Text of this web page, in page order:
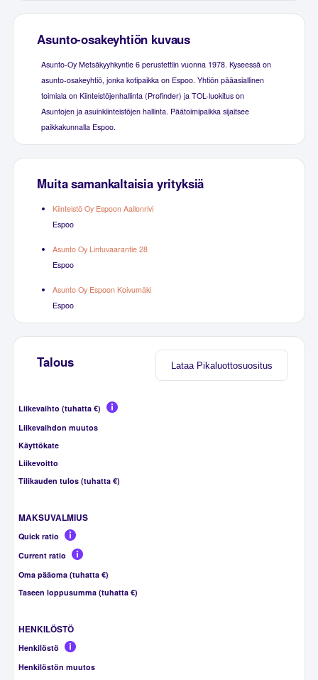
Asunto-osakeyhtiön kuvaus
Asunto-Oy Metsäkyyhkyntie 6 perustettiin vuonna 1978. Kyseessä on
asunto-osakeyhtiö, jonka kotipaikka on Espoo. Yhtiön pääasiallinen
toimiala on Kiinteistöjenhallinta (Profinder) ja TOL-luokitus on
Asuntojen ja asuinkiinteistöjen hallinta. Päätoimipaikka sijaitsee
paikkakunnalla Espoo.
Muita samankaltaisia yrityksiä
Kiinteistö Oy Espoon Aallonrivi
Espoo
Asunto Oy Lintuvaarantie 28
Espoo
Asunto Oy Espoon Koivumäki
Espoo
Lataa Pikaluottosuositus
Talous
Liikevaihto (tuhatta €)
Liikevaihdon muutos
Käyttökate
Liikevoitto
Tilikauden tulos (tuhatta €)
MAKSUVALMIUS
Quick ratio
Current ratio
Oma pääoma (tuhatta €)
Taseen loppusumma (tuhatta €)
HENKILÖSTÖ
Henkilöstö
Henkilöstön muutos